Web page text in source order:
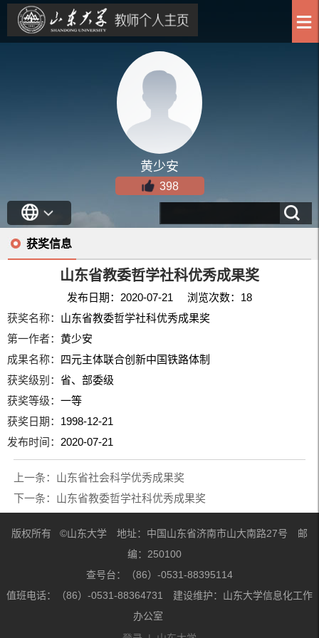
黄少安
398
获奖信息
山东省教委哲学社科优秀成果奖
发布日期：2020-07-21 浏览次数： 18
获奖名称： 山东省教委哲学社科优秀成果奖
第一作者：黄少安
成果名称： 四元主体联合创新中国铁路体制
获奖级别：省、部委级
获奖等级：一等
获奖日期： 1998-12-21
发布时间： 2020-07-21
上一条： 山东省社会科学优秀成果奖
下一条： 山东省教委哲学社科优秀成果奖
版权所有 ©山东大学 地址：中国山东省济南市山大南路27号 邮
编：250100
查号台：（86）-0531-88395114
值班电话：（86）-0531-88364731 建设维护：山东大学信息化工作
办公室